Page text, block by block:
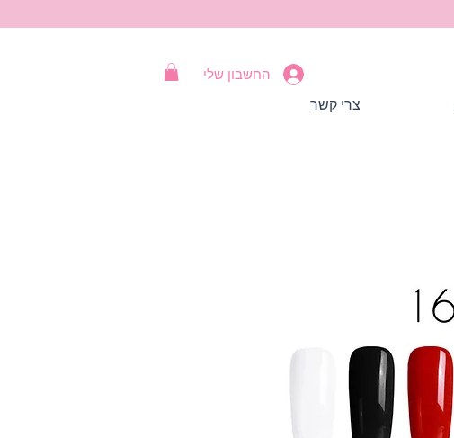
החשבון שלי
צרי קשר